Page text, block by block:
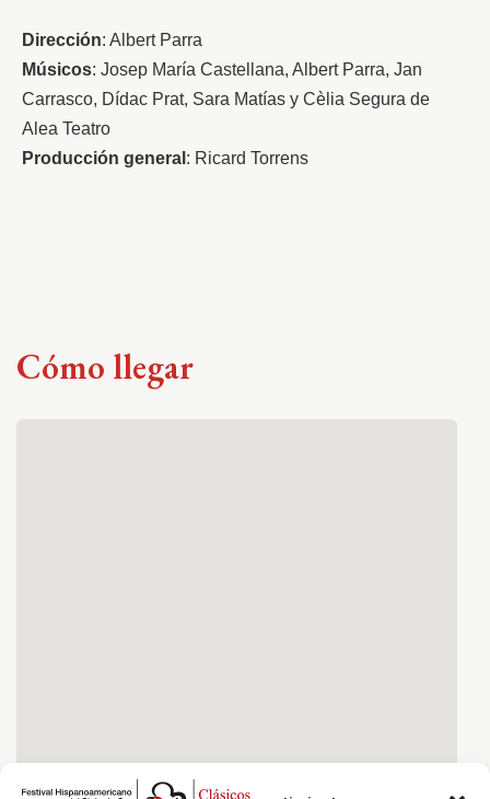
Dirección: Albert Parra
Músicos: Josep María Castellana, Albert Parra, Jan
Carrasco, Dídac Prat, Sara Matías y Cèlia Segura de
Alea Teatro
Producción general : Ricard Torrens
Cómo llegar